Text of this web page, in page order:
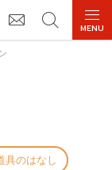
具のはなし